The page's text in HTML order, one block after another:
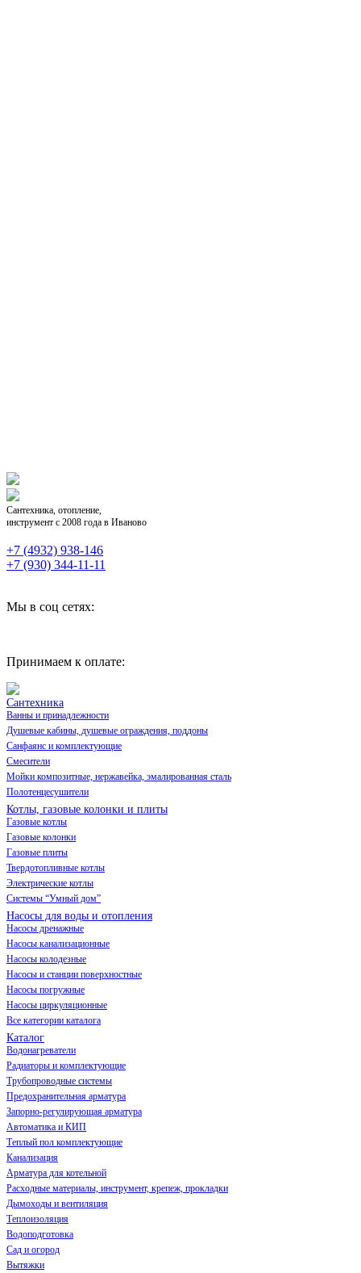
Сантехника, отопление,
инструмент с 2008 года в Иваново
+7 (4932) 938-146
+7 (930) 344-11-11
Мы в соц сетях:
Принимаем к оплате:
Сантехника
Ванны и принадлежности
Душевые кабины, душевые ограждения, поддоны
Санфаянс и комплектующие
Смесители
Мойки композитные, нержавейка, эмалированная сталь
Полотенцесушители
Котлы, газовые колонки и плиты
Газовые котлы
Газовые колонки
Газовые плиты
Твердотопливные котлы
Электрические котлы
Системы “Умный дом”
Насосы для воды и отопления
Насосы дренажные
Насосы канализационные
Насосы колодезные
Насосы и станции поверхностные
Насосы погружные
Насосы циркуляционные
Все категории каталога
Каталог
Водонагреватели
Радиаторы и комплектующие
Трубопроводные системы
Предохранительная арматура
Запорно-регулирующая арматура
Автоматика и КИП
Теплый пол комплектующие
Канализация
Арматура для котельной
Расходные материалы, инструмент, крепеж, прокладки
Дымоходы и вентиляция
Теплоизоляция
Водоподготовка
Сад и огород
Вытяжки